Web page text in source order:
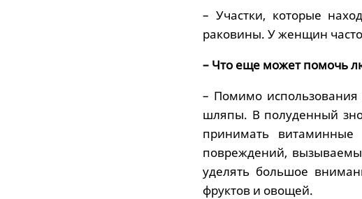
– Участки, которые
раковины. У женщин
– Что еще может помочь
– Помимо использования
шляпы. В полуденный
принимать
повреждений,
уделять большое
фруктов и овощей.